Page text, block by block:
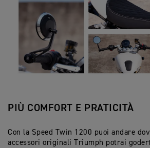
PIÙ COMFORT E PRATICITÀ
Con la Speed Twin 1200 puoi andare
accessori originali Triumph potrai